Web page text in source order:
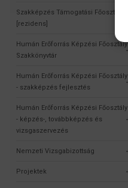
Szakképzés Támogatási Főosztály
[rezidens]
Humán Erőforrás Képzési Főosztály
Szakkönyvtár
Humán Erőforrás Képzési Főosztály
- szakképzés fejlesztés
Humán Erőforrás Képzési Főosztály
- képzés-, továbbképzés és
vizsgaszervezés
Nemzeti Vizsgabizottság
Projektek